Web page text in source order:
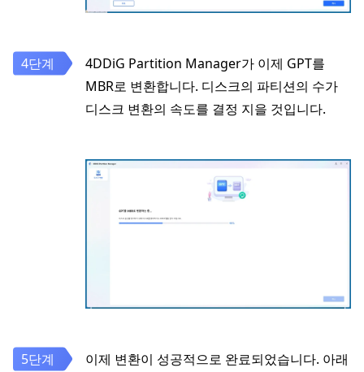
4DDiG Partition Manager가 이제 GPT를
MBR로 변환합니다. 디스크의 파티션의 수가
디스크 변환의 속도를 결정 지을 것입니다.
이제 변환이 성공적으로 완료되었습니다. 아래